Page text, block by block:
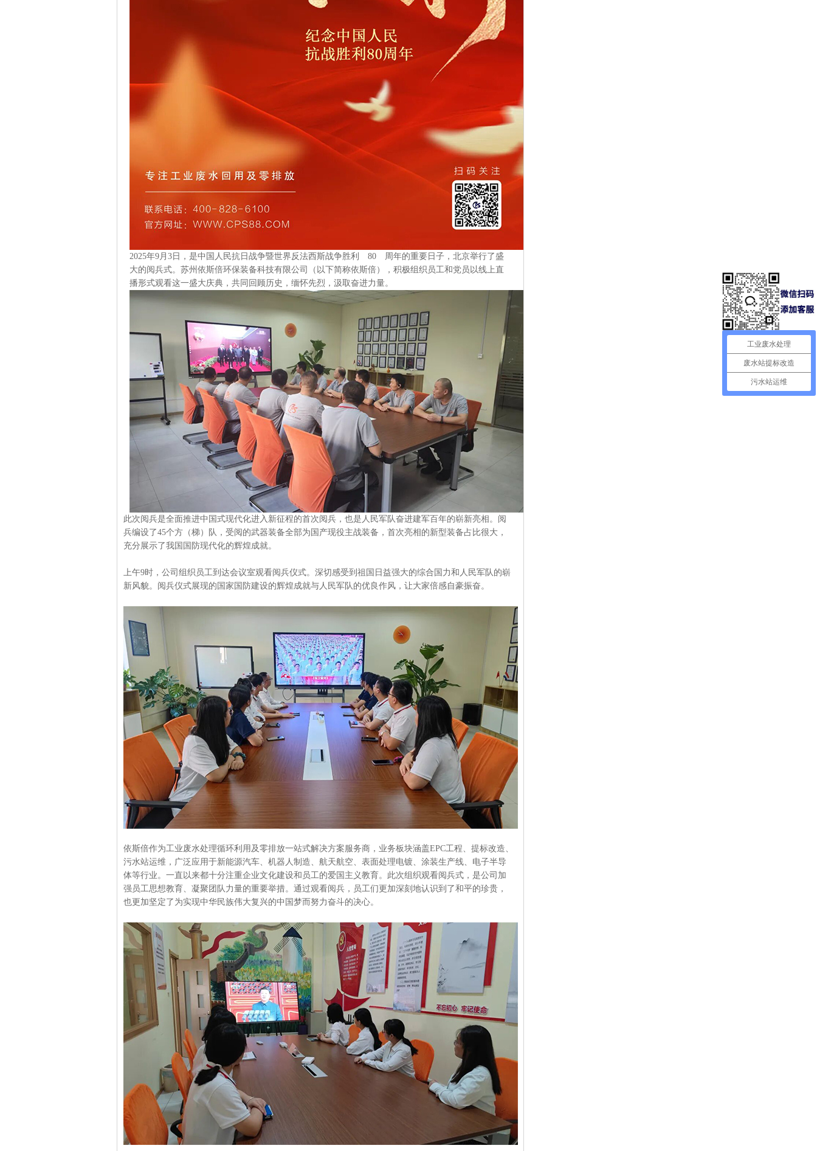
2025年9月3日，是中国人民抗日战争暨世界反法西斯战争胜利 80 周年的重要日子，北京举行了盛
大的阅兵式。苏州依斯倍环保装备科技有限公司（以下简称依斯倍），积极组织员工和党员以线上直
播形式观看这一盛大庆典，共同回顾历史，缅怀先烈，汲取奋进力量。
此次阅兵是全面推进中国式现代化进入新征程的首次阅兵，也是人民军队奋进建军百年的崭新亮相。阅
兵编设了45个方（梯）队，受阅的武器装备全部为国产现役主战装备，首次亮相的新型装备占比很大，
充分展示了我国国防现代化的辉煌成就。
上午9时，公司组织员工到达会议室观看阅兵仪式。深切感受到祖国日益强大的综合国力和人民军队的崭
新风貌。阅兵仪式展现的国家国防建设的辉煌成就与人民军队的优良作风，让大家倍感自豪振奋。
依斯倍作为工业废水处理循环利用及零排放一站式解决方案服务商，业务板块涵盖EPC工程、提标改造、
污水站运维，广泛应用于新能源汽车、机器人制造、航天航空、表面处理电镀、涂装生产线、电子半导
体等行业。一直以来都十分注重企业文化建设和员工的爱国主义教育。此次组织观看阅兵式，是公司加
强员工思想教育、凝聚团队力量的重要举措。通过观看阅兵，员工们更加深刻地认识到了和平的珍贵，
也更加坚定了为实现中华民族伟大复兴的中国梦而努力奋斗的决心。
工业废水处理
废水站提标改造
污水站运维